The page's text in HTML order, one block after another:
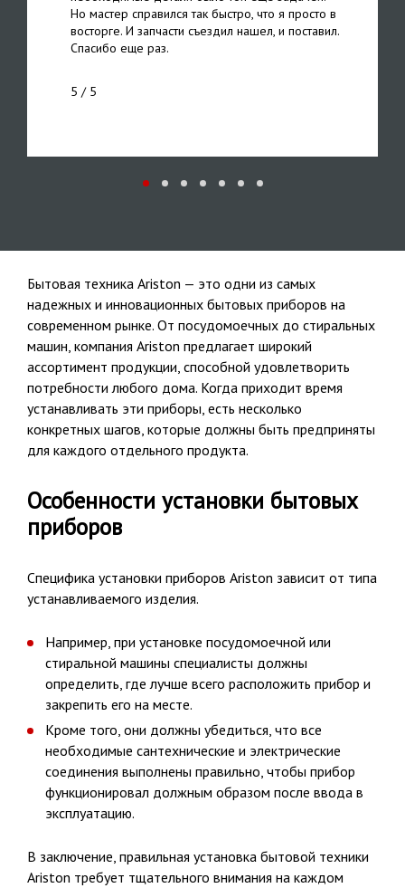
Но мастер справился так быстро, что я просто в
восторге. И запчасти съездил нашел, и поставил.
Спасибо еще раз.
5 / 5
Бытовая техника Ariston — это одни из самых
надежных и инновационных бытовых приборов на
современном рынке. От посудомоечных до стиральных
машин, компания Ariston предлагает широкий
ассортимент продукции, способной удовлетворить
потребности любого дома. Когда приходит время
устанавливать эти приборы, есть несколько
конкретных шагов, которые должны быть предприняты
для каждого отдельного продукта.
Особенности установки бытовых
приборов
Специфика установки приборов Ariston зависит от типа
устанавливаемого изделия.
Например, при установке посудомоечной или
стиральной машины специалисты должны
определить, где лучше всего расположить прибор и
закрепить его на месте.
Кроме того, они должны убедиться, что все
необходимые сантехнические и электрические
соединения выполнены правильно, чтобы прибор
функционировал должным образом после ввода в
эксплуатацию.
В заключение, правильная установка бытовой техники
Ariston требует тщательного внимания на каждом